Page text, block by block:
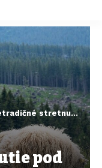
stretnutie pod Chopkom
pod